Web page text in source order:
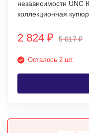
независимости UNC Юбилейная!! серия:АА /
коллекционная
2 824 ₽ 5 017₽
Осталось 2 шт.